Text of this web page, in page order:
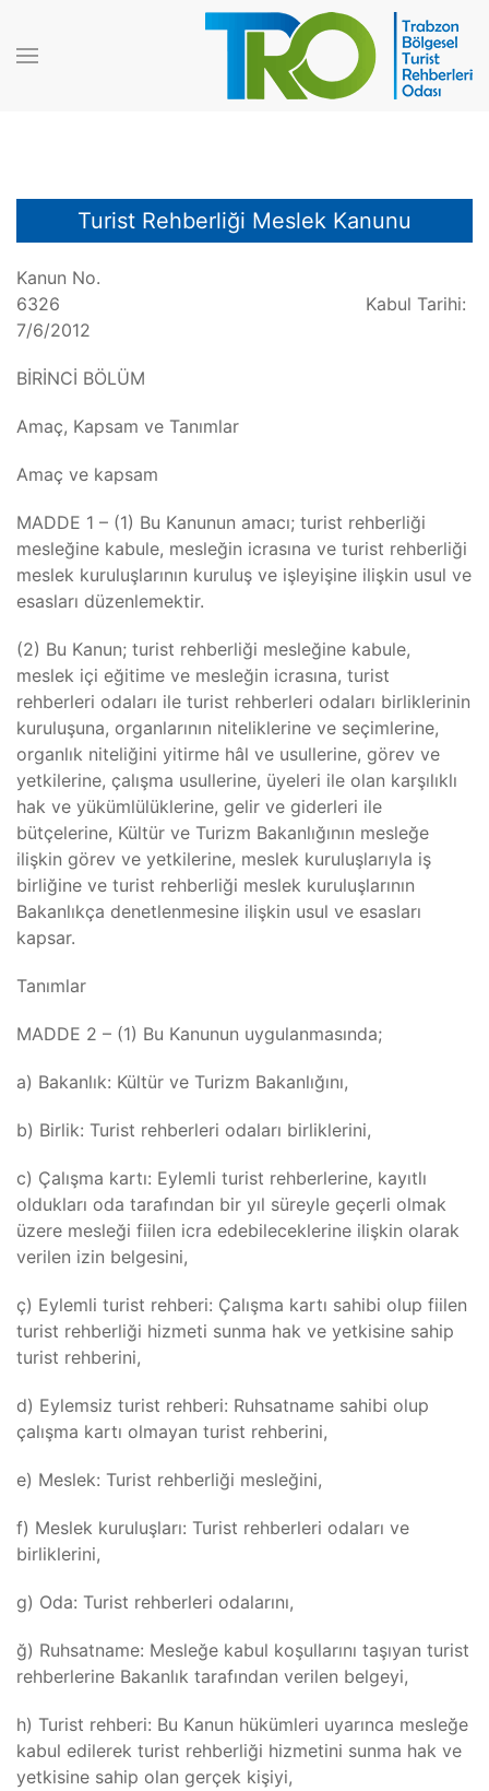
Turist Rehberliği Meslek Kanunu
Kanun No.
6326 Kabul Tarihi:
7/6/2012
BİRİNCİ BÖLÜM
Amaç, Kapsam ve Tanımlar
Amaç ve kapsam
MADDE 1 – (1) Bu Kanunun amacı; turist rehberliği
mesleğine kabule, mesleğin icrasına ve turist rehberliği
meslek kuruluşlarının kuruluş ve işleyişine ilişkin usul ve
esasları düzenlemektir.
(2) Bu Kanun; turist rehberliği mesleğine kabule,
meslek içi eğitime ve mesleğin icrasına, turist
rehberleri odaları ile turist rehberleri odaları birliklerinin
kuruluşuna, organlarının niteliklerine ve seçimlerine,
organlık niteliğini yitirme hâl ve usullerine, görev ve
yetkilerine, çalışma usullerine, üyeleri ile olan karşılıklı
hak ve yükümlülüklerine, gelir ve giderleri ile
bütçelerine, Kültür ve Turizm Bakanlığının mesleğe
ilişkin görev ve yetkilerine, meslek kuruluşlarıyla iş
birliğine ve turist rehberliği meslek kuruluşlarının
Bakanlıkça denetlenmesine ilişkin usul ve esasları
kapsar.
Tanımlar
MADDE 2 – (1) Bu Kanunun uygulanmasında;
a) Bakanlık: Kültür ve Turizm Bakanlığını,
b) Birlik: Turist rehberleri odaları birliklerini,
c) Çalışma kartı: Eylemli turist rehberlerine, kayıtlı
oldukları oda tarafından bir yıl süreyle geçerli olmak
üzere mesleği fiilen icra edebileceklerine ilişkin olarak
verilen izin belgesini,
ç) Eylemli turist rehberi: Çalışma kartı sahibi olup fiilen
turist rehberliği hizmeti sunma hak ve yetkisine sahip
turist rehberini,
d) Eylemsiz turist rehberi: Ruhsatname sahibi olup
çalışma kartı olmayan turist rehberini,
e) Meslek: Turist rehberliği mesleğini,
f) Meslek kuruluşları: Turist rehberleri odaları ve
birliklerini,
g) Oda: Turist rehberleri odalarını,
ğ) Ruhsatname: Mesleğe kabul koşullarını taşıyan turist
rehberlerine Bakanlık tarafından verilen belgeyi,
h) Turist rehberi: Bu Kanun hükümleri uyarınca mesleğe
kabul edilerek turist rehberliği hizmetini sunma hak ve
yetkisine sahip olan gerçek kişiyi,